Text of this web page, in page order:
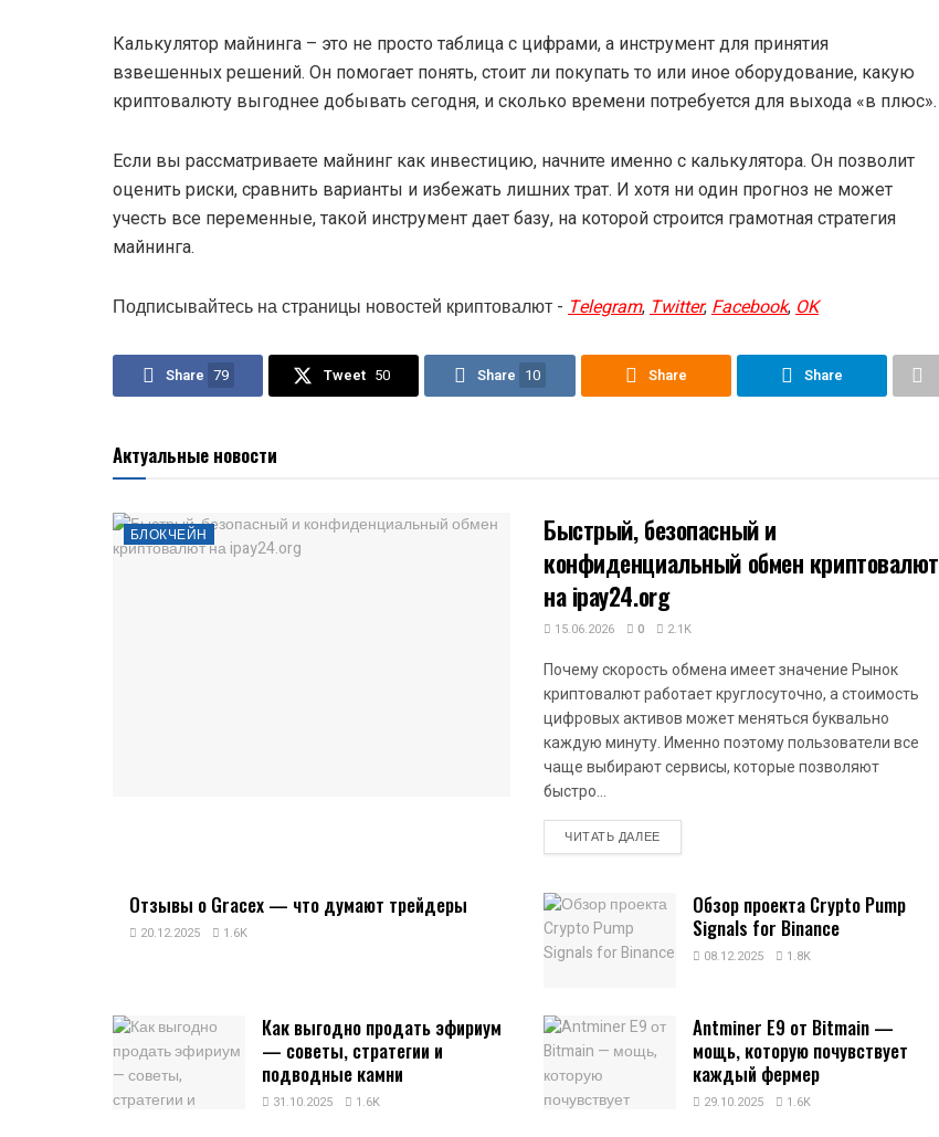
Калькулятор майнинга – это не просто таблица с цифрами, а инструмент для принятия
взвешенных решений. Он помогает понять, стоит ли покупать то или иное оборудование, какую
криптовалюту выгоднее добывать сегодня, и сколько времени потребуется для выхода «в плюс».
Если вы рассматриваете майнинг как инвестицию, начните именно с калькулятора. Он позволит
оценить риски, сравнить варианты и избежать лишних трат. И хотя ни один прогноз не может
учесть все переменные, такой инструмент дает базу, на которой строится грамотная стратегия
майнинга.
Подписывайтесь на страницы новостей криптовалют - Telegram,Twitter,Facebook,OK
Share 79 Tweet 50 Share 10 Share Share
Актуальные новости
БЛОКЧЕЙН
Быстрый, безопасный и
конфиденциальный обмен криптовалют
на ipay24.org
15.06.2026 0 2.1K
Почему скорость обмена имеет значение Рынок
криптовалют работает круглосуточно, а стоимость
цифровых активов может меняться буквально
каждую минуту. Именно поэтому пользователи все
чаще выбирают сервисы, которые позволяют
быстро...
ЧИТАТЬ ДАЛЕЕDETAILS
Отзывы о Gracex — что думают трейдеры
20.12.2025 1.6K
Обзор проекта Crypto Pump
Signals for Binance
08.12.2025 1.8K
Как выгодно продать эфириум
— советы, стратегии и
подводные камни
31.10.2025 1.6K
Antminer E9 от Bitmain —
мощь, которую почувствует
каждый фермер
29.10.2025 1.6K